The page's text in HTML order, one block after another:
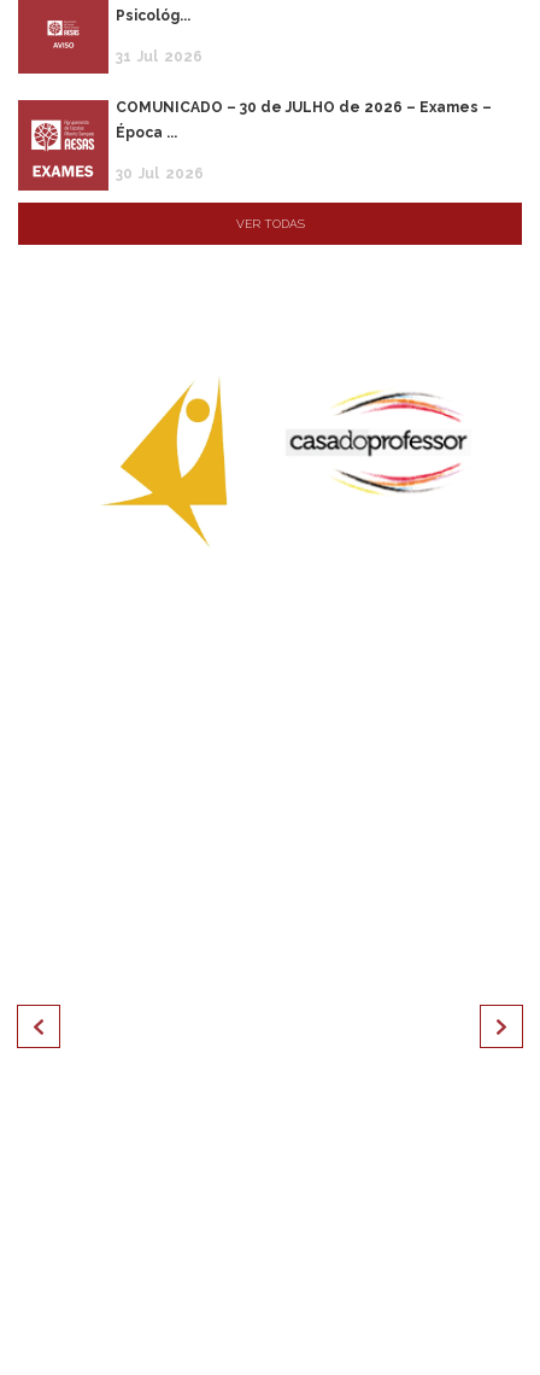
Psicológ...
31 Jul 2026
COMUNICADO – 30 de JULHO de 2026 – Exames –
Época ...
30 Jul 2026
VER TODAS